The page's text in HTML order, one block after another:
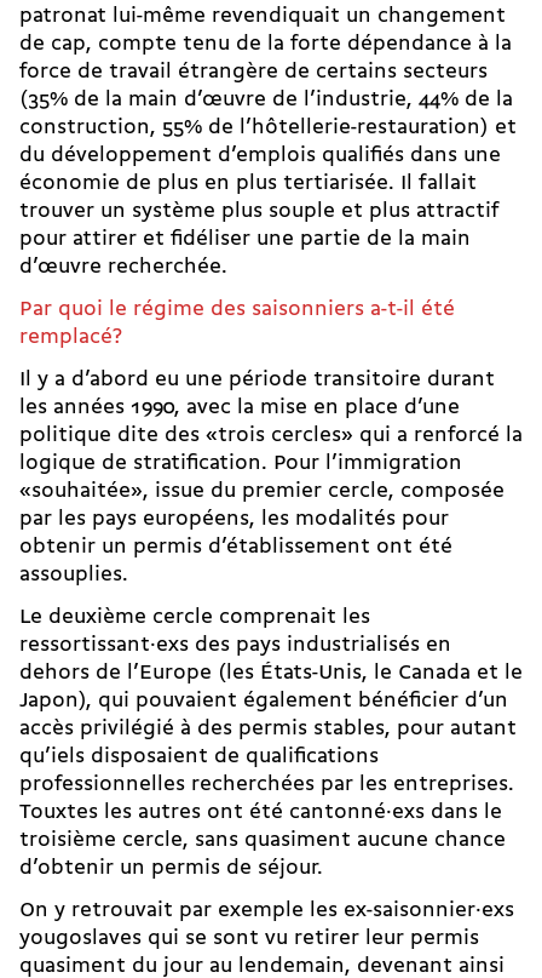
patronat lui-même revendiquait un changement
de cap, compte tenu de la forte dépendance à la
force de travail étrangère de certains secteurs
(35% de la main d’œuvre de l’industrie, 44% de la
construction, 55% de l’hôtellerie-restauration) et
du développement d’emplois qualifiés dans une
économie de plus en plus tertiarisée. Il fallait
trouver un système plus souple et plus attractif
pour attirer et fidéliser une partie de la main
d’œuvre recherchée.
Par quoi le régime des saisonniers a-t-il été
remplacé?
Il y a d’abord eu une période transitoire durant
les années 1990, avec la mise en place d’une
politique dite des «trois cercles» qui a renforcé la
logique de stratification. Pour l’immigration
«souhaitée», issue du premier cercle, composée
par les pays européens, les modalités pour
obtenir un permis d’établissement ont été
assouplies.
Le deuxième cercle comprenait les
ressortissant·exs des pays industrialisés en
dehors de l’Europe (les États-Unis, le Canada et le
Japon), qui pouvaient également bénéficier d’un
accès privilégié à des permis stables, pour autant
qu’iels disposaient de qualifications
professionnelles recherchées par les entreprises.
Touxtes les autres ont été cantonné·exs dans le
troisième cercle, sans quasiment aucune chance
d’obtenir un permis de séjour.
On y retrouvait par exemple les ex-saisonnier·exs
yougoslaves qui se sont vu retirer leur permis
quasiment du jour au lendemain, devenant ainsi